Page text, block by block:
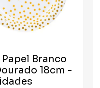
Branco
18cm -